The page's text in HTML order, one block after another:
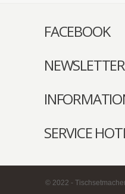
FACEBOOK
NEWSLETTER
SERVICE
© 2022 -